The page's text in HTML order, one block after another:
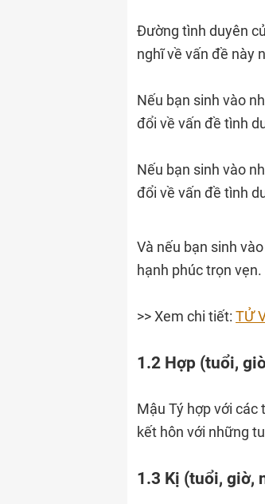
Đường tình duyên
nghĩ về vấn đề này
Nếu bạn sinh vào
đổi về vấn đề tình
Nếu bạn sinh vào
đổi về vấn đề tình
Và nếu bạn sinh
hạnh phúc trọn vẹn.
>> Xem chi tiết: TỬ
1.2 Hợp (tuổi,
Mậu Tý hợp với các
kết hôn với những
1.3 Kị (tuổi, giờ,